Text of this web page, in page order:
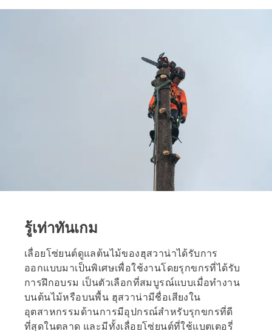
รู้เท่าทันเกม
เลื่อยโซ่ยนต์ดูแลต้นไม้ของฮุสวาน่าได้รับการ
ออกแบบมาเป็นพิเศษเพื่อใช้งานโดยรุกขกรที่ได้รับ
การฝึกอบรม เป็นตัวเลือกที่สมบูรณ์แบบเมื่อทำงาน
บนต้นไม้หรือบนพื้น ฮุสวาน่ามีชื่อเสียงใน
อุตสาหกรรมด้านการมีอุปกรณ์สำหรับรุกขกรที่ดี
ที่สุดในตลาด และมีทั้งเลื่อยโซ่ยนต์ที่ใช้แบตเตอรี่